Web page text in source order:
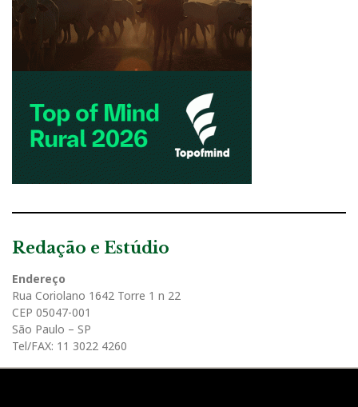
Redação e Estúdio
Endereço
Rua Coriolano 1642 Torre 1 n 22
CEP 05047-001
São Paulo – SP
Tel/FAX: 11 3022 4260